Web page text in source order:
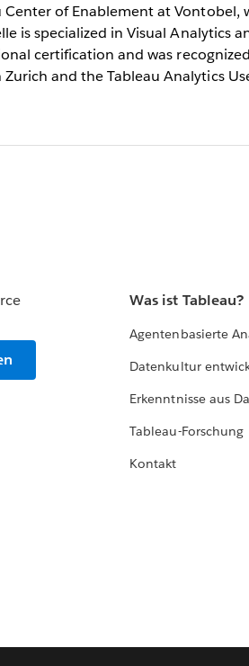
Center of Enablement at Vontobel,
is specialized in Visual Analytics
certification and was
Zurich and the Tableau Analytics
Was ist Tableau?
Agentenbasierte
Datenkultur
Erkenntnisse aus
Tableau-Forschung
Kontakt